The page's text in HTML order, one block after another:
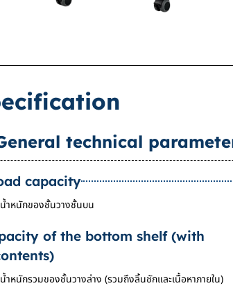
technical
capacity
ำหนักของชั้นวางชั้นบน
of the bottom shelf (with
ำหนักรวมของชั้นวางล่าง (รวมถึงลิ้นชักและเนื้อหาภายใน)